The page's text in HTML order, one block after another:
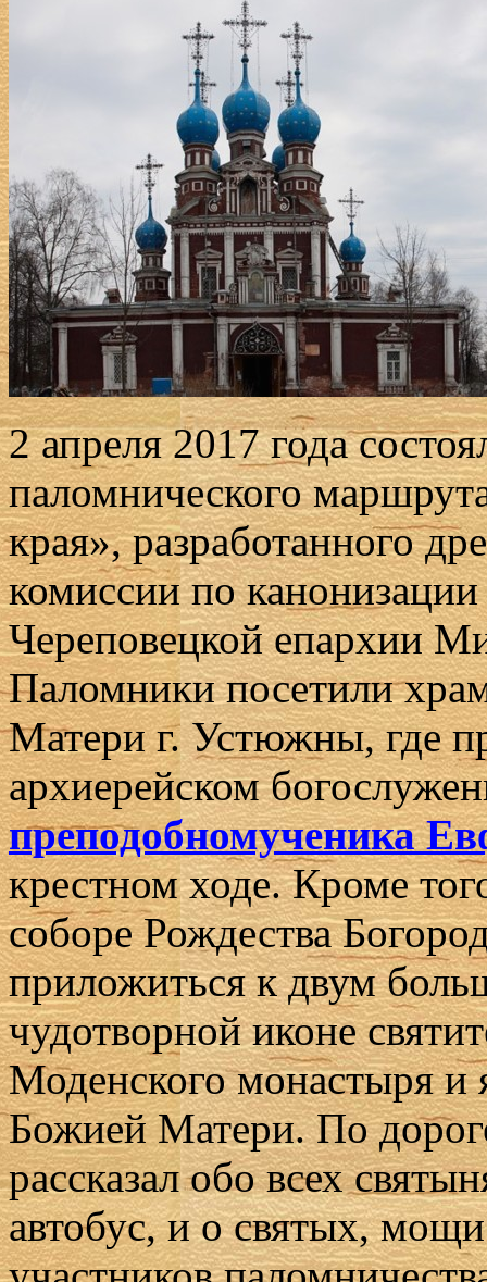
2 апреля 2017 года
паломнического
края», разработанного
комиссии по
Череповецкой епархии
Паломники посетили
Матери г. Устюжны, где
архиерейском
преподобномученика
крестном ходе. Кроме
соборе Рождества
приложиться к двум
чудотворной иконе
Моденского монастыря и
Божией Матери. По
рассказал обо всех
автобус, и о святых,